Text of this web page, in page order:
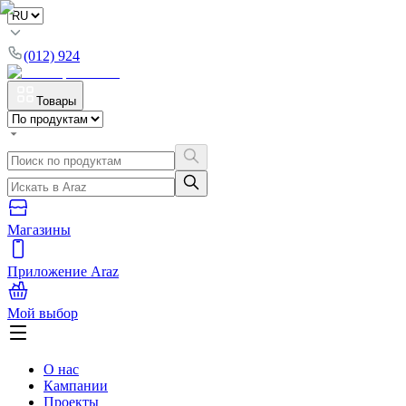
(012) 924
Товары
Магазины
Приложение Araz
Мой выбор
О нас
Кампании
Проекты